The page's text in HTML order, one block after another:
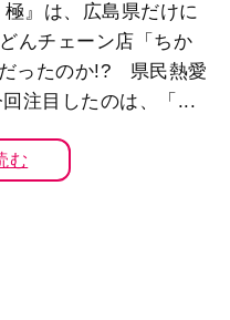
』は、広島県だけに
んチェーン店「ちか
ったのか!? 県民熱愛
注目したのは、「...
む